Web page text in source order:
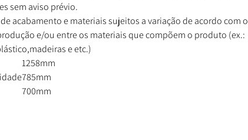
sem aviso prévio.
acabamento e materiais sujeitos a variação de acordo com o
e/ou entre os materiais que compõem o produto (ex.:
e etc.)
1258mm
785mm
700mm